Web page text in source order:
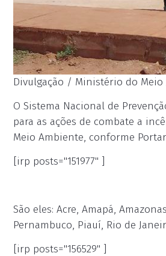
Divulgação / Ministério do Meio
O Sistema Nacional de
para as ações de combate a
Meio Ambiente, conforme
[irp posts="151977" ]
São eles: Acre, Amapá,
Pernambuco, Piauí, Rio de
[irp posts="156529" ]